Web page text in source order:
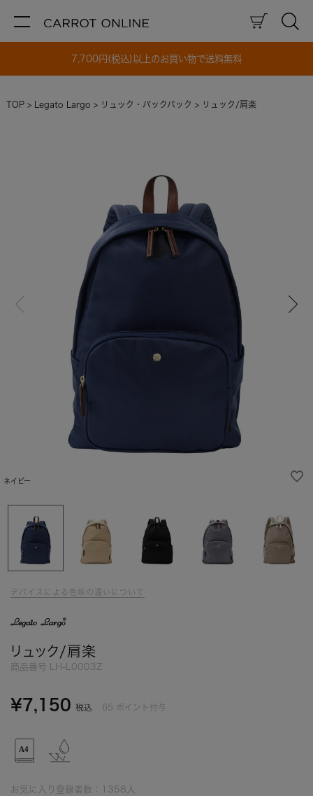
7,700円(税込)以上のお買い物で送料無料
TOP Legato Largo リュック・バックパック リュック/肩楽
ネイビー
デバイスによる色味の違いについて
リュック/肩楽
商品番号 LH-L0003Z
¥7,150 税込 65 ポイント付与
お気に入り登録者数： 1358 人